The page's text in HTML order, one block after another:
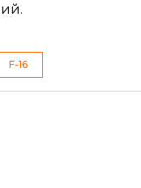
F-16